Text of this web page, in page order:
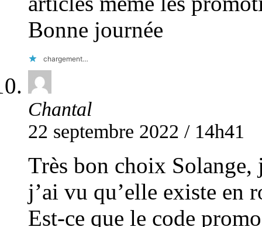
Bonne journée
chargement…
Chantal
22 septembre 2022 / 14h41
Très bon choix Solange,
j’ai vu qu’elle existe en
Est-ce que le code